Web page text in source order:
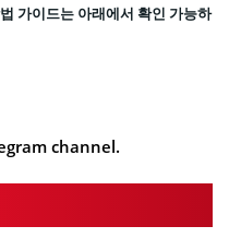
가이드는 아래에서 확인 가능하
channel.